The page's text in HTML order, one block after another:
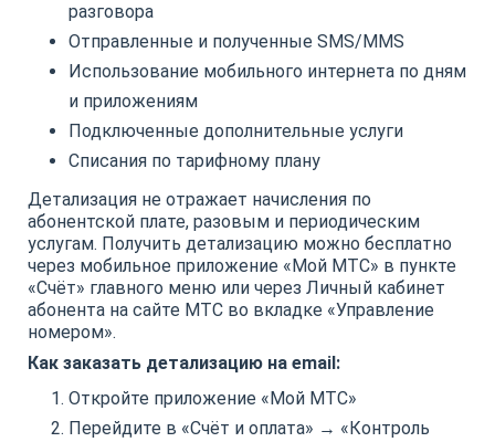
разговора
Отправленные и полученные SMS/MMS
Использование мобильного интернета по дням
и приложениям
Подключенные дополнительные услуги
Списания по тарифному плану
Детализация не отражает начисления по
абонентской плате, разовым и периодическим
услугам. Получить детализацию можно бесплатно
через мобильное приложение «Мой МТС» в пункте
«Счёт» главного меню или через Личный кабинет
абонента на сайте МТС во вкладке «Управление
номером».
Как заказать детализацию на email:
Откройте приложение «Мой МТС»
Перейдите в «Счёт и оплата» → «Контроль